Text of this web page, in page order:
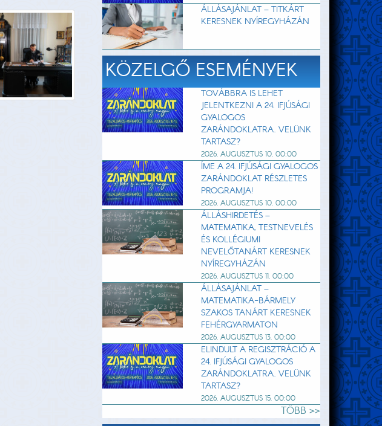
ÁLLÁSAJÁNLAT – TITKÁRT
KERESNEK NYÍREGYHÁZÁN
KÖZELGŐ ESEMÉNYEK
TOVÁBBRA IS LEHET
JELENTKEZNI A 24. IFJÚSÁGI
GYALOGOS
ZARÁNDOKLATRA. VELÜNK
TARTASZ?
2026. AUGUSZTUS 10. 00:00
ÍME A 24. IFJÚSÁGI GYALOGOS
ZARÁNDOKLAT RÉSZLETES
PROGRAMJA!
2026. AUGUSZTUS 10. 00:00
ÁLLÁSHIRDETÉS –
MATEMATIKA, TESTNEVELÉS
ÉS KOLLÉGIUMI
NEVELŐTANÁRT KERESNEK
NYÍREGYHÁZÁN
2026. AUGUSZTUS 11. 00:00
ÁLLÁSAJÁNLAT –
MATEMATIKA-BÁRMELY
SZAKOS TANÁRT KERESNEK
FEHÉRGYARMATON
2026. AUGUSZTUS 13. 00:00
ELINDULT A REGISZTRÁCIÓ A
24. IFJÚSÁGI GYALOGOS
ZARÁNDOKLATRA. VELÜNK
TARTASZ?
2026. AUGUSZTUS 15. 00:00
TÖBB >>